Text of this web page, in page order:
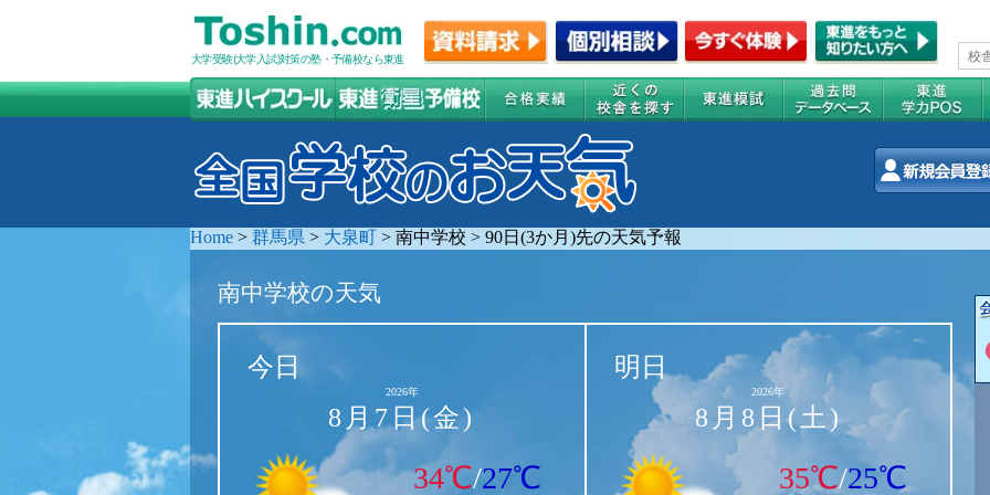
大学受験(大学入試)対策の塾・予備校なら東進
Home > 群馬県 > 大泉町 > 南中学校 > 90日(3か月)先の天気予報
南中学校の天気
今日
2026年
8月7日(金)
34℃/27℃
明日
2026年
8月8日(土)
35℃/25℃